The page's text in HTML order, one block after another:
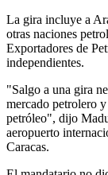
La gira incluye a
otras naciones
Exportadores de
independientes.
"Salgo a una gira
mercado petrolero
petróleo", dijo
aeropuerto
Caracas.